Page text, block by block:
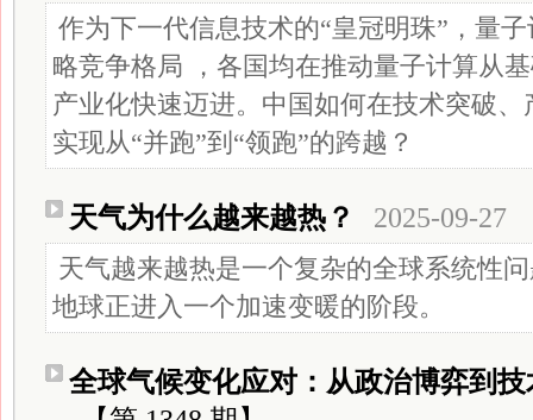
作为下一代信息技术的“皇冠明珠”，量
略竞争格局 ，各国均在推动量子计算从
产业化快速迈进。中国如何在技术突破
实现从“并跑”到“领跑”的跨越？
天气为什么越来越热？ 2025-09-27
天气越来越热是一个复杂的全球系统性
地球正进入一个加速变暖的阶段。
全球气候变化应对：从政治博弈到技